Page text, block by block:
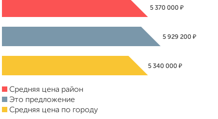
5 370 000 ₽
5 929 200 ₽
5 340 000 ₽
Средняя цена район
Это предложение
Средняя цена по городу